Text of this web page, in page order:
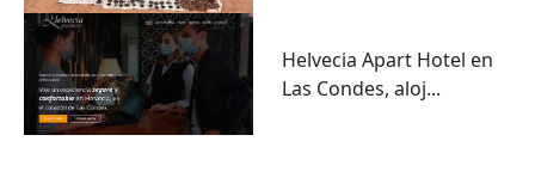
Helvecia Apart Hotel en
Las Condes, aloj...